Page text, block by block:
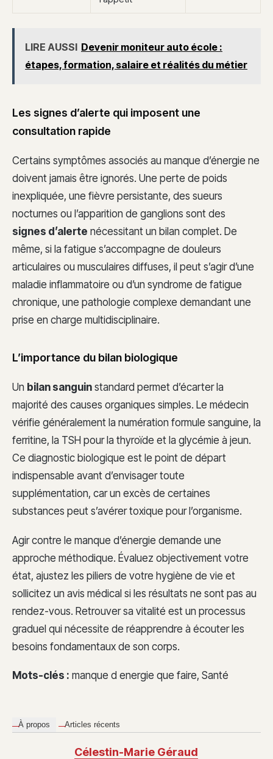
LIRE AUSSI Devenir moniteur auto école :
étapes, formation, salaire et réalités du métier
Les signes d’alerte qui imposent une
consultation rapide
Certains symptômes associés au manque d’énergie ne
doivent jamais être ignorés. Une perte de poids
inexpliquée, une fièvre persistante, des sueurs
nocturnes ou l’apparition de ganglions sont des
signes d’alerte nécessitant un bilan complet. De
même, si la fatigue s’accompagne de douleurs
articulaires ou musculaires diffuses, il peut s’agir d’une
maladie inflammatoire ou d’un syndrome de fatigue
chronique, une pathologie complexe demandant une
prise en charge multidisciplinaire.
L’importance du bilan biologique
Un bilan sanguin standard permet d’écarter la
majorité des causes organiques simples. Le médecin
vérifie généralement la numération formule sanguine, la
ferritine, la TSH pour la thyroïde et la glycémie à jeun.
Ce diagnostic biologique est le point de départ
indispensable avant d’envisager toute
supplémentation, car un excès de certaines
substances peut s’avérer toxique pour l’organisme.
Agir contre le manque d’énergie demande une
approche méthodique. Évaluez objectivement votre
état, ajustez les piliers de votre hygiène de vie et
sollicitez un avis médical si les résultats ne sont pas au
rendez-vous. Retrouver sa vitalité est un processus
graduel qui nécessite de réapprendre à écouter les
besoins fondamentaux de son corps.
Mots-clés : manque d energie que faire, Santé
À propos Articles récents
Célestin-Marie Géraud